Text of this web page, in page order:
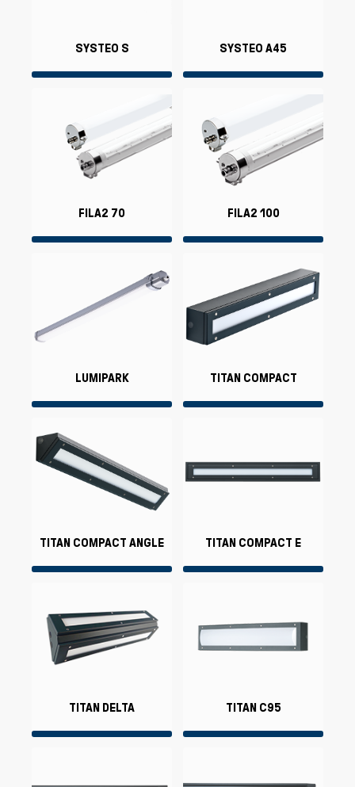
SYSTEO S SYSTEO A45
FILA2 70 FILA2 100
LUMIPARK TITAN COMPACT
TITAN COMPACT ANGLE TITAN COMPACT E
TITAN DELTA TITAN C95